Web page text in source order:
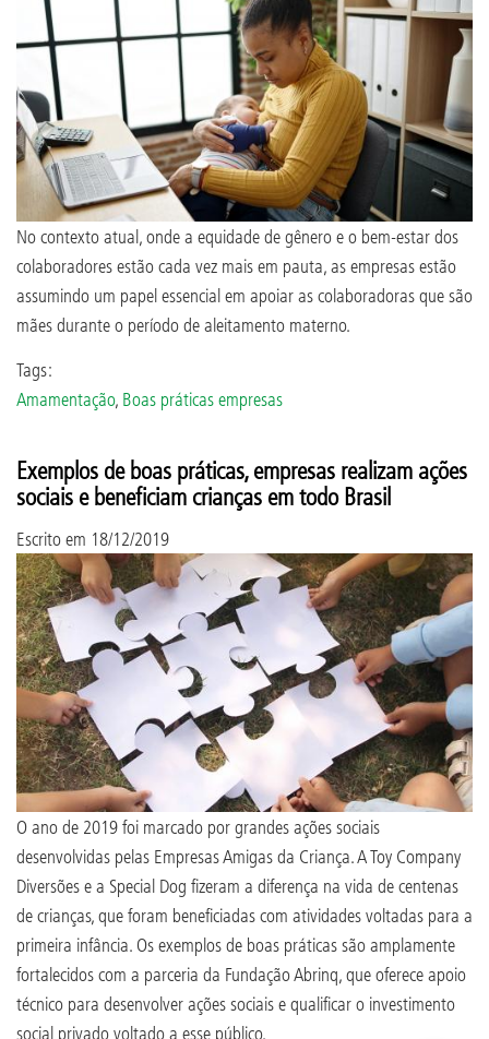
No contexto atual, onde a equidade de gênero e o bem-estar dos
colaboradores estão cada vez mais em pauta, as empresas estão
assumindo um papel essencial em apoiar as colaboradoras que são
mães durante o período de aleitamento materno.
Tags:
Amamentação, Boas práticas empresas
Exemplos de boas práticas, empresas realizam ações
sociais e beneficiam crianças em todo Brasil
Escrito em 18/12/2019
O ano de 2019 foi marcado por grandes ações sociais
desenvolvidas pelas Empresas Amigas da Criança. A Toy Company
Diversões e a Special Dog fizeram a diferença na vida de centenas
de crianças, que foram beneficiadas com atividades voltadas para a
primeira infância. Os exemplos de boas práticas são amplamente
fortalecidos com a parceria da Fundação Abrinq, que oferece apoio
técnico para desenvolver ações sociais e qualificar o investimento
social privado voltado a esse público.